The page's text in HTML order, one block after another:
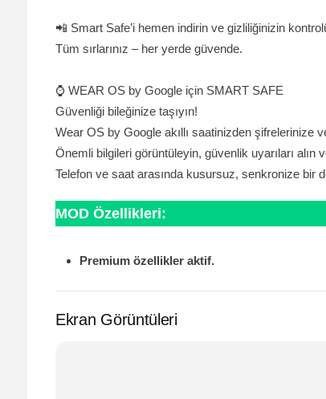
📲 Smart Safe’i hemen indirin ve gizliliğinizin
Tüm sırlarınız – her yerde güvende.
⌚ WEAR OS by Google için SMART SAFE
Güvenliği bileğinize taşıyın!
Wear OS by Google akıllı saatinizden şifrelerinize
Önemli bilgileri görüntüleyin, güvenlik uyarıları alın
Telefon ve saat arasında kusursuz, senkronize bir
MOD Özellikleri:
Premium özellikler aktif.
Ekran Görüntüleri